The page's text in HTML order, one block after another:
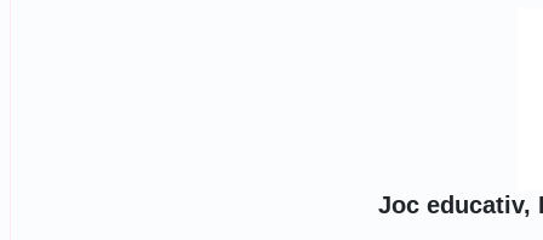
Joc educativ,